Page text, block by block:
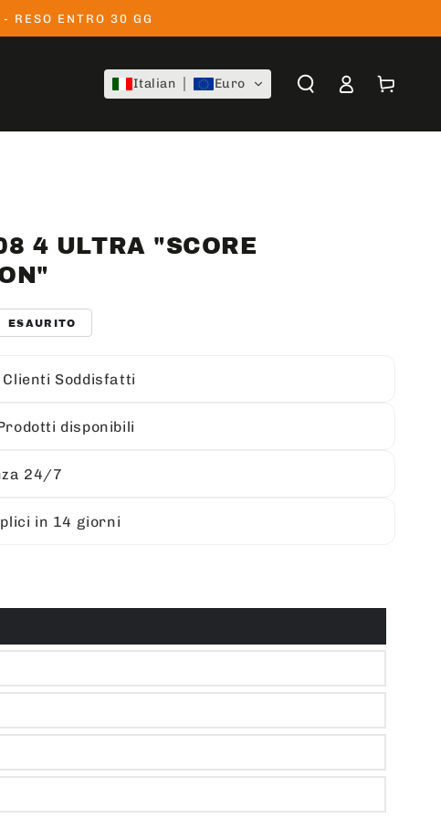
ENTRO 30 GG
Italian Euro AccessoCarrello
4 ULTRA "SCORE
ESAURITO
Soddisfatti
disponibili
24/7
in 14 giorni